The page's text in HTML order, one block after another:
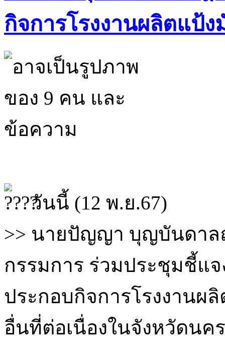
กิจการโรงงานผลิตแป้
วันนี้ (12 พ.ย.67)
>> นายปัญญา บุญบันดา
กรรมการ ร่วมประชุมชี้แ
ประกอบกิจการโรงงานผ
อื่นที่ต่อเนื่องในจังหวัดนค